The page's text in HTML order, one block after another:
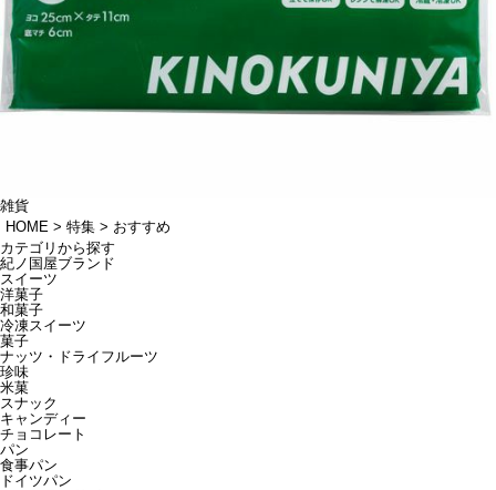
雑貨
HOME
特集
おすすめ
カテゴリから探す
紀ノ国屋ブランド
スイーツ
洋菓子
和菓子
冷凍スイーツ
菓子
ナッツ・ドライフルーツ
珍味
米菓
スナック
キャンディー
チョコレート
パン
食事パン
ドイツパン